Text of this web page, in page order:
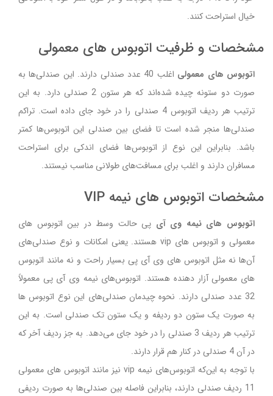
خیال استراحت کنند.
مشخصات و ظرفیت اتوبوس های معمولی
اتوبوس های معمولی
اغلب 40 عدد صندلی دارند. این صندلی‌ها به
صورت دو ستونه چیده شده‌اند که هر ستون 2 صندلی دارد. به این
ترتیب هر ردیف اتوبوس 4 صندلی را در خود جای داده است. تراکم
صندلی‌ها منجر شده است تا فضای بین صندلی این اتوبوس‌ها کمتر
باشد. بنابراین این نوع از اتوبوس‌ها فضای اندکی برای استراحت
مسافران دارند و اغلب برای مسافت‌های طولانی مناسب نیستند.
مشخصات اتوبوس های نیمه VIP
اتوبوس های نیمه وی آی پی حالت وسط در بین اتوبوس های
معمولی و اتوبوس های vip هستند. یعنی امکانات و نوع صندلی‌های
آن‌ها نه مثل اتوبوس های وی آی پی بسیار راحت و نه مانند اتوبوس
های معمولی آزار دهنده هستند. اتوبوس‌های نیمه وی آی پی معمولاً
32 عدد صندلی دارند. نحوه چیدمان صندلی‌های این نوع اتوبوس ها
به صورت یک ستون دو ردیفه و یک ستون تک صندلی است. به این
ترتیب هر ردیف 3 صندلی را در خود جای می‌دهد. به جز ردیف آخر که
در آن 4 صندلی در کنار هم قرار دارند.
با توجه به این‌که اتوبوس‌های نیمه vip نیز مانند اتوبوس های معمولی
11 ردیف صندلی دارند، بنابراین فاصله بین صندلی‌ها به صورت ردیفی